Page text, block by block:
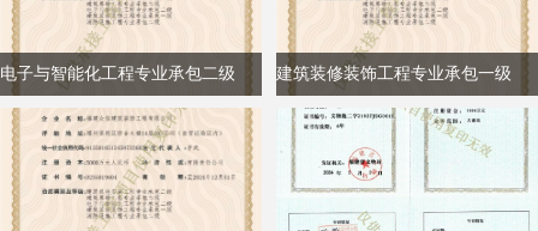
电子与智能化工程专业承包二级 建筑装修装饰工程专业承包一级